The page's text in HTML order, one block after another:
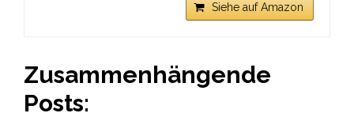
Siehe auf Amazon
Zusammenhängende
Posts: